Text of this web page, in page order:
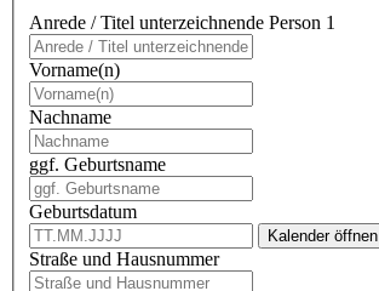
Anrede / Titel unterzeichnende Person 1
Vorname(n)
Nachname
ggf. Geburtsname
Geburtsdatum
Kalender öffnen
Straße und Hausnummer